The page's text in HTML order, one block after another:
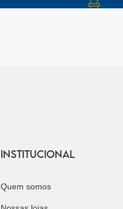
INSTITUCIONAL
Quem somos